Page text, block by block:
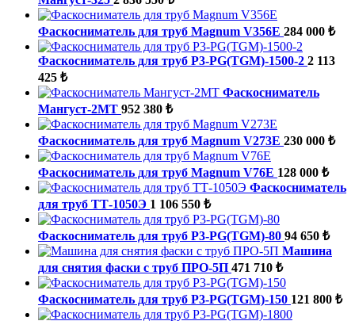
Фаскосниматель для труб Magnum V356E 284 000 ₺
Фаскосниматель для труб P3-PG(TGM)-1500-2 2 113
425 ₺
Фаскосниматель
Мангуст-2МТ 952 380 ₺
Фаскосниматель для труб Magnum V273E 230 000 ₺
Фаскосниматель для труб Magnum V76E 128 000 ₺
Фаскосниматель
для труб ТТ-1050Э 1 106 550 ₺
Фаскосниматель для труб P3-PG(TGM)-80 94 650 ₺
Машина
для снятия фаски с труб ПРО-5П 471 710 ₺
Фаскосниматель для труб P3-PG(TGM)-150 121 800 ₺